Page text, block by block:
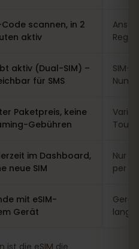
Code scannen, in 2
aktiv
aktiv (Dual-SIM) –
für SMS
SIM-
Paketpreis, keine
Gebühren
im Dashboard,
neue SIM
Nur
per
mit eSIM-
Gerät
ist die eSIM die